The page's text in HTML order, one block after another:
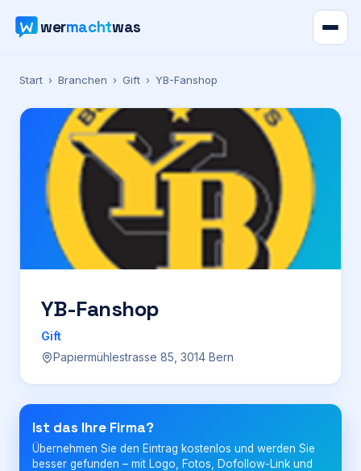
wermachtwas
Verzeichnis
Karte
News
Ratgeber
Werbung
Preise
Für Firmen
Login
Firma eintragen
Start › Branchen › Gift › YB-Fanshop
YB-Fanshop
Gift
Papiermühlestrasse 85, 3014 Bern
Ist das Ihre Firma?
Übernehmen Sie den Eintrag kostenlos und werden Sie
besser gefunden – mit Logo, Fotos, Dofollow-Link und